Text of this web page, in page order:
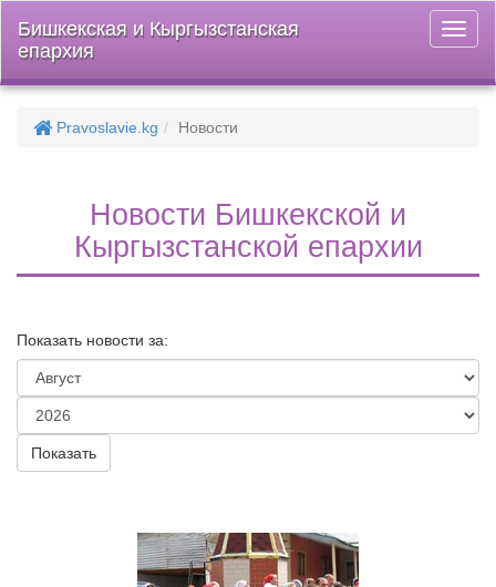
меню
Бишкекская и Кыргызстанская
епархия
Pravoslavie.kg Новости
Новости Бишкекской и
Кыргызстанской епархии
Показать новости за: